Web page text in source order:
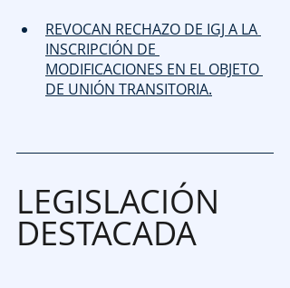
REVOCAN RECHAZO DE IGJ A LA
INSCRIPCIÓN DE
MODIFICACIONES EN EL OBJETO
DE UNIÓN TRANSITORIA.
LEGISLACIÓN
DESTACADA